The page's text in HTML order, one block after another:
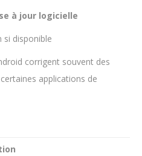
à jour logicielle
si disponible
corrigent souvent des
applications de